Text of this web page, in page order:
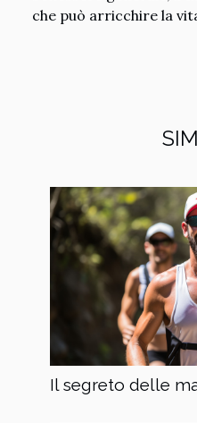
che può arricchire la
Il segreto delle